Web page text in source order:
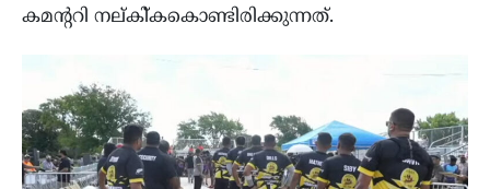
കമന്ററി നല്കി്കകൊണ്ടിരിക്കുന്നത്.